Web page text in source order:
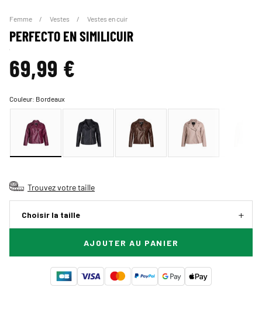
Femme Vestes Vestes en cuir
PERFECTO EN SIMILICUIR
69,99 €
Couleur: Bordeaux
Trouvez votre taille
Choisir la taille
AJOUTER AU PANIER